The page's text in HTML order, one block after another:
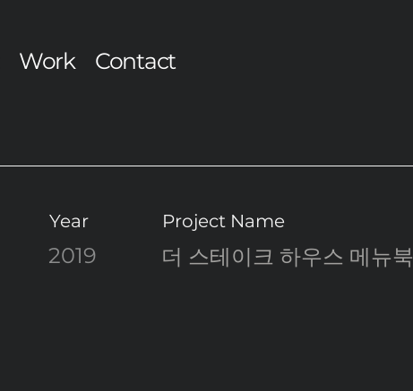
Work Contact
Year
2019
Project Name
더 스테이크 하우스 메뉴북